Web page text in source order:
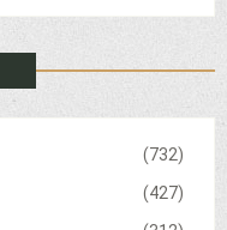
(732)
(427)